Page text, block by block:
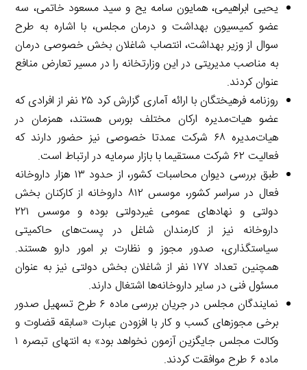
یحیی ابراهیمی، همایون سامه یح و سید مسعود خاتمی، سه
عضو کمیسیون بهداشت و درمان مجلس، با اشاره به طرح
سوال از وزیر بهداشت، انتصاب شاغلان بخش خصوصی درمان
به مناصب مدیریتی در این وزارتخانه را در مسیر تعارض منافع
عنوان کردند.
روزنامه فرهیختگان با ارائه آماری گزارش کرد ۲۵ نفر از افرادی که
عضو هیات‌مدیره ارکان مختلف بورس هستند، همزمان در
هیات‌مدیره ۶۸ شرکت عمدتا خصوصی نیز حضور دارند که
فعالیت ۶۲ شرکت مستقیما با بازار سرمایه در ارتباط است.
طبق بررسی‌ دیوان محاسبات کشور، از حدود ۱۳ هزار داروخانه
فعال در سراسر کشور، موسس ۸۱۲ داروخانه از کارکنان بخش
دولتی و نهادهای عمومی غیردولتی بوده و موسس‌ ۲۲۱
داروخانه نیز از کارمندان شاغل در پست‌های حاکمیتی
سیاستگذاری، صدور مجوز و نظارت بر امور دارو هستند.
همچنین تعداد ۱۷۷ نفر از شاغلان بخش دولتی نیز به‌ عنوان
مسئول فنی در سایر داروخانه‌ها اشتغال دارند.
نمایندگان مجلس در جریان بررسی ماده ۶ طرح تسهیل صدور
برخی مجوزهای کسب و کار با افزودن عبارت «سابقه قضاوت و
وکالت مجلس جایگزین آزمون نخواهد بود» به انتهای تبصره ۱
ماده ۶ طرح موافقت کردند.